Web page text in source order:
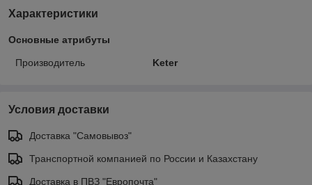
Характеристики
Основные атрибуты
Производитель Keter
Условия доставки
Доставка "Самовывоз"
Транспортной компанией по России и Казахстану
Доставка в ПВЗ "Европочта"